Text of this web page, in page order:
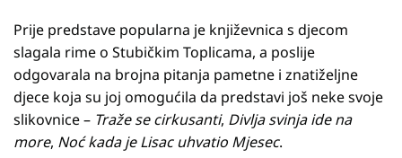
Prije predstave popularna je književnica s djecom
slagala rime o Stubičkim Toplicama, a poslije
odgovarala na brojna pitanja pametne i znatiželjne
djece koja su joj omogućila da predstavi još neke svoje
slikovnice – Traže se cirkusanti, Divlja svinja ide na
more, Noć kada je Lisac uhvatio Mjesec.